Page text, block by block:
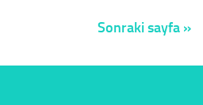
Sonraki sayfa »